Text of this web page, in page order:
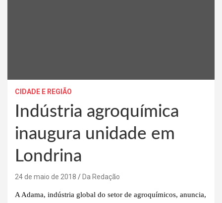
CIDADE E REGIÃO
Indústria agroquímica
inaugura unidade em
Londrina
24 de maio de 2018 Da Redação
A Adama, indústria global do setor de agroquímicos, anuncia,